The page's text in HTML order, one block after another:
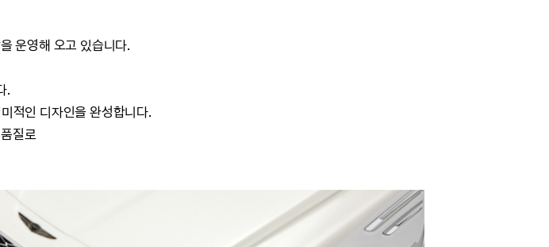
운영해 오고 있습니다.
.
적인 디자인을 완성합니다.
질로